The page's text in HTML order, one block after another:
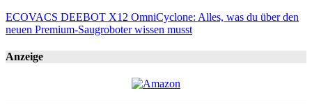
ECOVACS DEEBOT X12 OmniCyclone: Alles, was du über den
neuen Premium-Saugroboter wissen musst
Anzeige